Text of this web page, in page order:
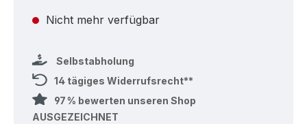
Nicht mehr verfügbar
Selbstabholung
14 tägiges Widerrufsrecht**
97 % bewerten unseren Shop
AUSGEZEICHNET